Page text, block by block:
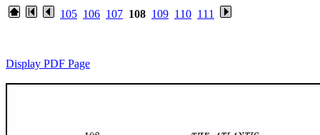
105 106 107 108 109 110 111
Display PDF Page